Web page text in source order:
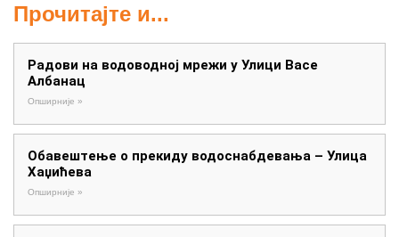
Прочитајте и...
Радови на водоводној мрежи у Улици Васе
Албанац
Опширније »
Обавештење о прекиду водоснабдевања – Улица
Хаџићева
Опширније »